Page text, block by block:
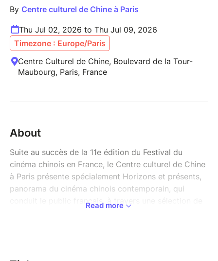
By Centre culturel de Chine à Paris
Thu Jul 02, 2026 to Thu Jul 09, 2026
Timezone : Europe/Paris
Centre Culturel de Chine, Boulevard de la Tour-
Maubourg, Paris, France
About
Suite au succès de la 11e édition du Festival du
cinéma chinois en France, le Centre culturel de Chine
à Paris présente spécialement Horizons et présents,
panorama du cinéma chinois contemporain, qui
conduit le public français, à travers une sélection de
Read more